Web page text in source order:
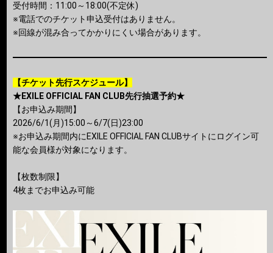
受付時間：11:00～18:00(不定休)
※電話でのチケット申込受付はありません。
※回線が混み合ってかかりにくい場合があります。
【チケット先行スケジュール】
★EXILE OFFICIAL FAN CLUB先行抽選予約★
【お申込み期間】
2026/6/1(月)15:00～6/7(日)23:00
※お申込み期間内にEXILE OFFICIAL FAN CLUBサイトにログイン可
能な会員様が対象になります。
【枚数制限】
4枚までお申込み可能